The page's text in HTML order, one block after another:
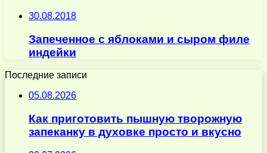
30.08.2018
Запеченное с яблоками и сыром филе
индейки
Последние записи
05.08.2026
Как приготовить пышную творожную
запеканку в духовке просто и вкусно